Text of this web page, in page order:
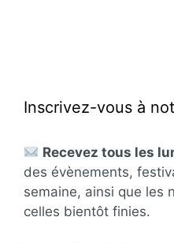
Inscrivez-vous à
Recevez tous les
des évènements,
semaine, ainsi que les
celles bientôt finies.